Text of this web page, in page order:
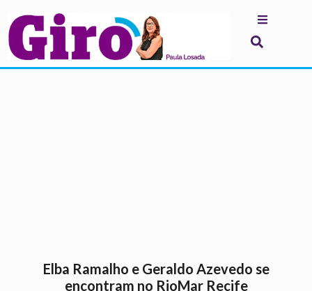
Elba Ramalho e Geraldo Azevedo se
encontram no RioMar Recife